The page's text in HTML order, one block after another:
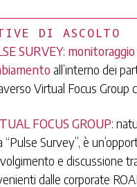
DI ASCOLTO
SURVEY:
all’interno dei
Virtual Focus Group
FOCUS GROUP:
“Pulse Survey’’, è
e discussione
dalle corporate